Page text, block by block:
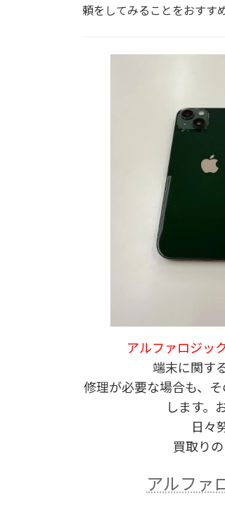
頼をしてみることをおすす
アルファロジッ
端末に関す
修理が必要な場合も、
します。
日々
買取り
アルファ